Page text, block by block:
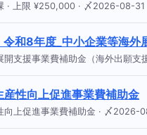
· 上限 ¥250,000 · 〆2026-08-31
令和8年度_中小企業等海
開支援事業費補助金（海外出願
性向上促進事業費補助金
向上促進事業費補助金 · 〆2026-